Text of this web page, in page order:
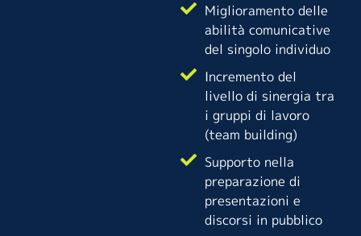
Miglioramento delle
abilità comunicative
del singolo individuo
Incremento del
livello di sinergia tra
i gruppi di lavoro
(team building)
Supporto nella
preparazione di
presentazioni e
discorsi in pubblico